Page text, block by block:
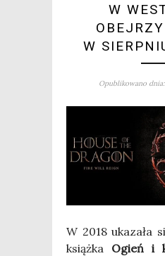
W
W
Opublikowano
W 2018 uka­za­ła
książ­ka Ogień i